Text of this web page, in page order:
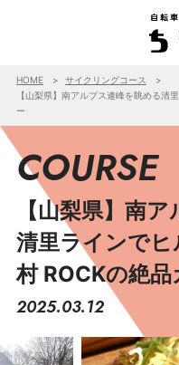
HOME
サイクリングコース
【山梨県】南アルプス連峰を眺める清
ー
COURSE
【山梨県】南
清里ラインで
村 ROCKの絶品
2025.03.12